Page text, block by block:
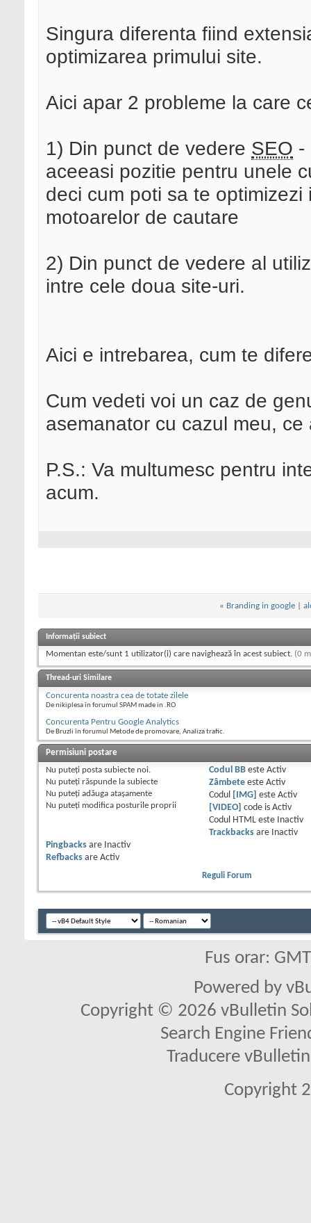
Singura diferenta fiind
optimizarea primului site.
Aici apar 2 probleme la care
1) Din punct de vedere SEO -
aceeasi pozitie pentru unele
deci cum poti sa te
motoarelor de cautare
2) Din punct de vedere al
intre cele doua site-uri.
Aici e intrebarea, cum te
Cum vedeti voi un caz de
asemanator cu cazul meu,
P.S.: Va multumesc pentru
acum.
« Branding in google
Informații subiect
Momentan este/sunt 1 utilizator(i) care navighează în acest subiect. (0
Thread-uri Similare
Concurenta noastra cea de totate zilele
De nikiplesa în forumul SPAM made in .RO
Concurenta Pentru Google Analytics
De Bruzli în forumul Metode de promovare, Analiza trafic.
Permisiuni postare
Nu puteţi posta subiecte noi.
Nu puteţi răspunde la subiecte
Nu puteţi adăuga ataşamente
Nu puteţi modifica posturile proprii
Codul BBeste Activ
Zâmbeteeste Activ
Codul
[IMG] este Activ
[VIDEO] code is Activ
Codul HTML este
Inactiv
Trackbacksare
Inactiv
Pingbacks are
Inactiv
Refbacks are Activ
Reguli Forum
Fus orar:
Powered by
Copyright © 2026 vBulletin
Search Engine
Traducere
Copyright